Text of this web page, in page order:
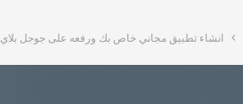
انشاء تطبيق مجاني خاص بك ورفعه على جوجل بلاي